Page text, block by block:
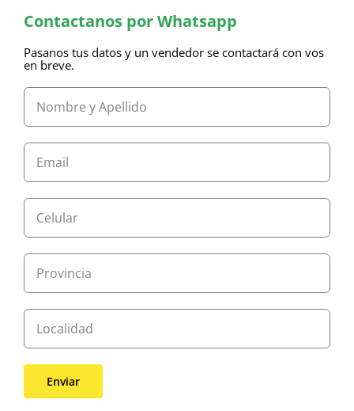
Contactanos por Whatsapp
Pasanos tus datos y un vendedor se contactará con vos
en breve.